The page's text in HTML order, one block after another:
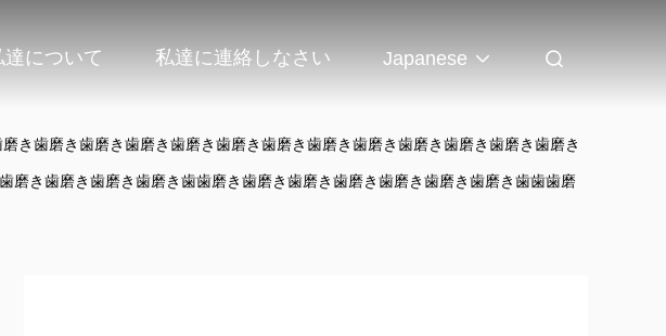
達について 私達に連絡しなさい Japanese
き歯磨き歯磨き歯磨き歯磨き歯磨き歯磨き歯磨き歯磨き歯磨き歯磨き歯磨き歯磨き
き歯磨き歯磨き歯磨き歯歯磨き歯磨き歯磨き歯磨き歯磨き歯磨き歯磨き歯歯歯磨